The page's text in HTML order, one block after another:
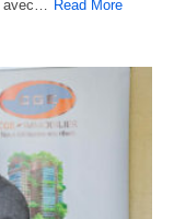
avec… Read More